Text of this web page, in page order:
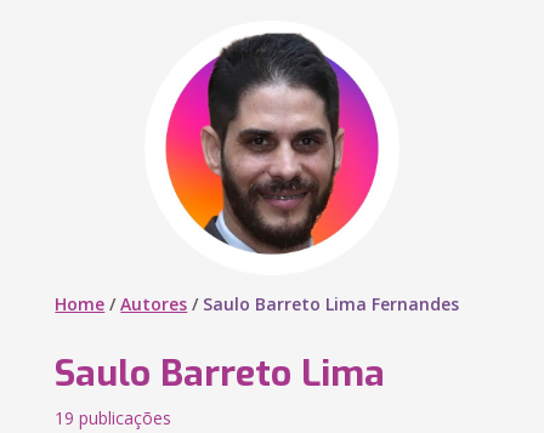
Home /Autores / Saulo Barreto Lima Fernandes
Saulo Barreto Lima
19 publicações